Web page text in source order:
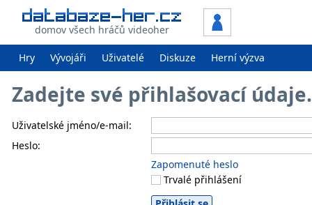
domov všech hráčů videoher
Hry Vývojáři Uživatelé Diskuze Herní výzva
Zadejte své přihlašovací
Uživatelské jméno/e-mail:
Heslo:
Zapomenuté heslo
Trvalé přihlášení